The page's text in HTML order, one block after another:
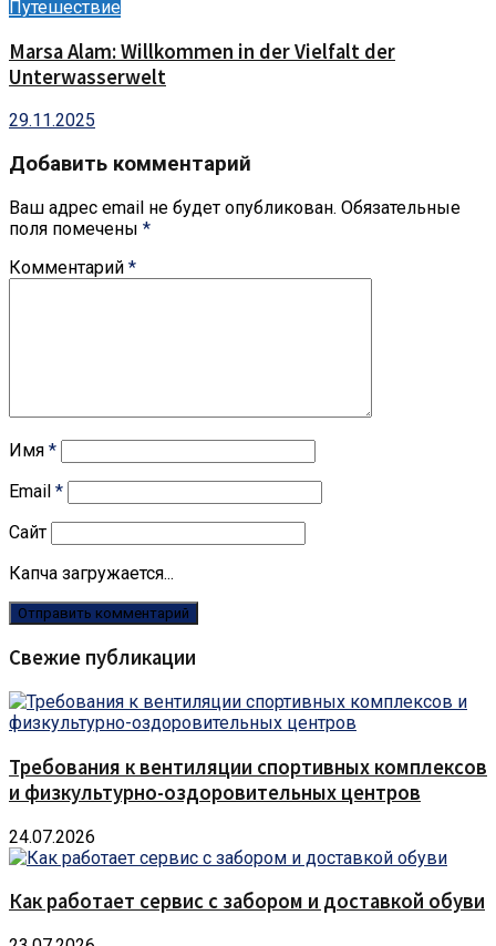
Путешествие
Marsa Alam: Willkommen in der Vielfalt der
Unterwasserwelt
29.11.2025
Добавить комментарий
Ваш адрес email не будет опубликован. Обязательные
поля помечены *
Комментарий *
Имя *
Email *
Сайт
Капча загружается...
Свежие публикации
Требования к вентиляции спортивных комплексов
и физкультурно-оздоровительных центров
24.07.2026
Как работает сервис с забором и доставкой обуви